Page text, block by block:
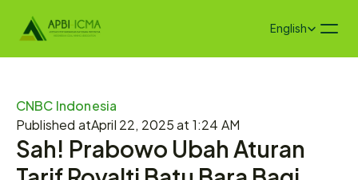
Select Language
English
CNBC Indonesia
Published atApril 22, 2025 at 1:24 AM
Sah! Prabowo Ubah Aturan